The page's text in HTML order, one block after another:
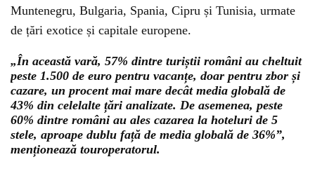
Muntenegru, Bulgaria, Spania, Cipru și Tunisia, urmate
de țări exotice și capitale europene.
„În această vară, 57% dintre turiștii români au cheltuit
peste 1.500 de euro pentru vacanțe, doar pentru zbor și
cazare, un procent mai mare decât media globală de
43% din celelalte țări analizate. De asemenea, peste
60% dintre români au ales cazarea la hoteluri de 5
stele, aproape dublu față de media globală de 36%”,
menționează touroperatorul.